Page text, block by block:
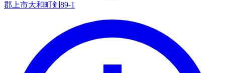
郡上市大和町剣89-1